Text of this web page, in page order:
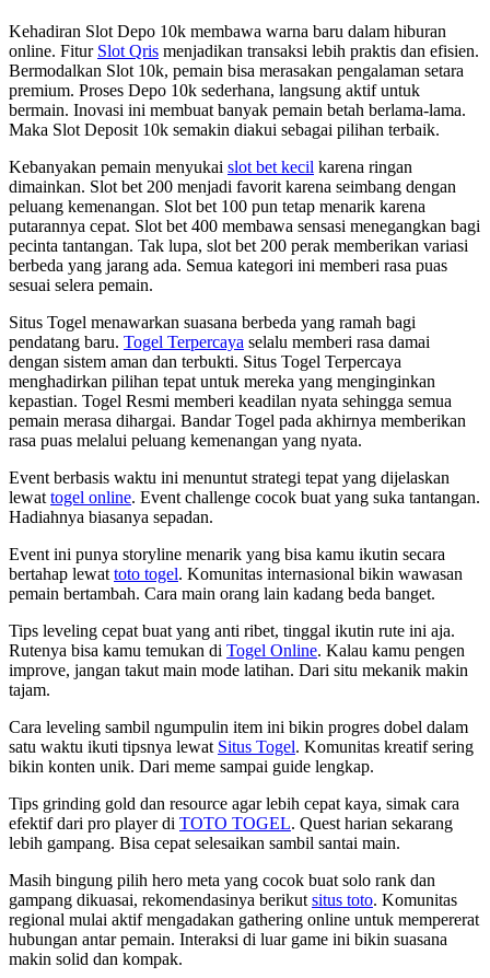
Kehadiran Slot Depo 10k membawa warna baru dalam hiburan
online. Fitur Slot Qris menjadikan transaksi lebih praktis dan efisien.
Bermodalkan Slot 10k, pemain bisa merasakan pengalaman setara
premium. Proses Depo 10k sederhana, langsung aktif untuk
bermain. Inovasi ini membuat banyak pemain betah berlama-lama.
Maka Slot Deposit 10k semakin diakui sebagai pilihan terbaik.
Kebanyakan pemain menyukai slot bet kecil karena ringan
dimainkan. Slot bet 200 menjadi favorit karena seimbang dengan
peluang kemenangan. Slot bet 100 pun tetap menarik karena
putarannya cepat. Slot bet 400 membawa sensasi menegangkan bagi
pecinta tantangan. Tak lupa, slot bet 200 perak memberikan variasi
berbeda yang jarang ada. Semua kategori ini memberi rasa puas
sesuai selera pemain.
Situs Togel menawarkan suasana berbeda yang ramah bagi
pendatang baru. Togel Terpercaya selalu memberi rasa damai
dengan sistem aman dan terbukti. Situs Togel Terpercaya
menghadirkan pilihan tepat untuk mereka yang menginginkan
kepastian. Togel Resmi memberi keadilan nyata sehingga semua
pemain merasa dihargai. Bandar Togel pada akhirnya memberikan
rasa puas melalui peluang kemenangan yang nyata.
Event berbasis waktu ini menuntut strategi tepat yang dijelaskan
lewat togel online. Event challenge cocok buat yang suka tantangan.
Hadiahnya biasanya sepadan.
Event ini punya storyline menarik yang bisa kamu ikutin secara
bertahap lewat toto togel. Komunitas internasional bikin wawasan
pemain bertambah. Cara main orang lain kadang beda banget.
Tips leveling cepat buat yang anti ribet, tinggal ikutin rute ini aja.
Rutenya bisa kamu temukan di Togel Online. Kalau kamu pengen
improve, jangan takut main mode latihan. Dari situ mekanik makin
tajam.
Cara leveling sambil ngumpulin item ini bikin progres dobel dalam
satu waktu ikuti tipsnya lewat Situs Togel. Komunitas kreatif sering
bikin konten unik. Dari meme sampai guide lengkap.
Tips grinding gold dan resource agar lebih cepat kaya, simak cara
efektif dari pro player di TOTO TOGEL. Quest harian sekarang
lebih gampang. Bisa cepat selesaikan sambil santai main.
Masih bingung pilih hero meta yang cocok buat solo rank dan
gampang dikuasai, rekomendasinya berikut situs toto. Komunitas
regional mulai aktif mengadakan gathering online untuk mempererat
hubungan antar pemain. Interaksi di luar game ini bikin suasana
makin solid dan kompak.